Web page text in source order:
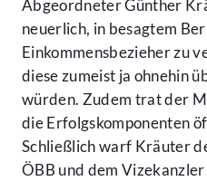
Abgeordneter Günther
neuerlich, in besagtem
Einkommensbezieher zu
diese zumeist ja ohnehin
würden. Zudem trat der
die Erfolgskomponenten
Schließlich warf Kräuter
ÖBB und dem